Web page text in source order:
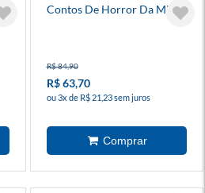
Contos De Horror Da Mimi
R$ 84,90
R$ 63,70
ou 3x de R$ 21,23 sem juros